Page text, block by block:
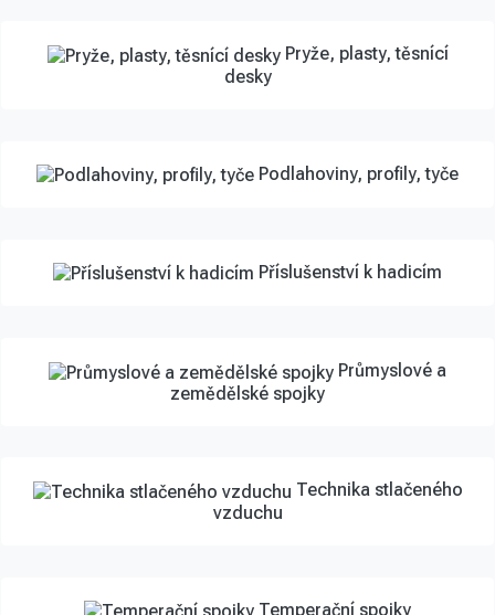
Pryže, plasty, těsnící
desky
Podlahoviny, profily, tyče
Příslušenství k hadicím
Průmyslové a
zemědělské spojky
Technika stlačeného
vzduchu
Temperační spojky